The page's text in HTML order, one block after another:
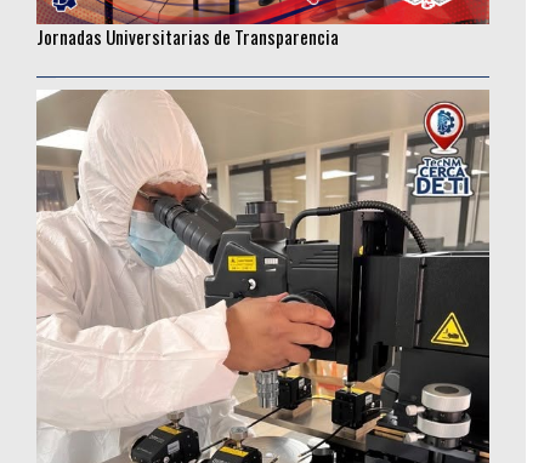
Jornadas Universitarias de Transparencia